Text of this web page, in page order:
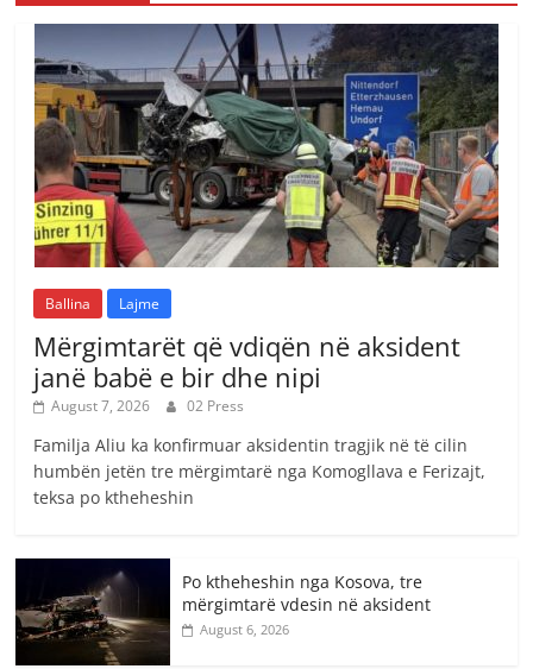
Ballina Lajme
Mërgimtarët që vdiqën në aksident
janë babë e bir dhe nipi
August 7, 2026 02 Press
Familja Aliu ka konfirmuar aksidentin tragjik në të cilin
humbën jetën tre mërgimtarë nga Komogllava e Ferizajt,
teksa po ktheheshin
Po ktheheshin nga Kosova, tre
mërgimtarë vdesin në aksident
August 6, 2026